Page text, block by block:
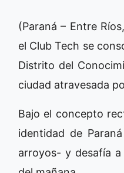
(Paraná – Entre
el Club Tech se
Distrito del
ciudad atravesada
Bajo el concepto
identidad de
arroyos- y desafía